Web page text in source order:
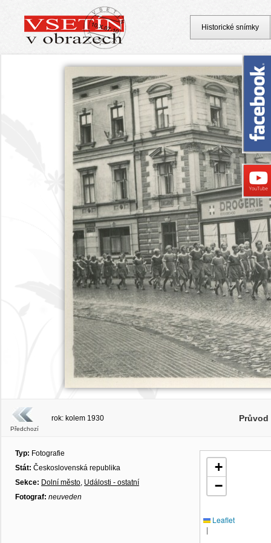
Předchozí
rok: kolem 1930 Průvod
Typ: Fotografie
Stát: Československá republika
Sekce: Dolní město, Události - ostatní
Fotograf: neuveden
+
−
Leaflet
|
Historické snímky